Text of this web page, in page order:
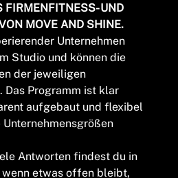
FIRMENFITNESS- UND
MOVE AND SHINE.
Unternehmen
Studio und können die
der jeweiligen
Das Programm ist klar
aufgebaut und flexibel
Antworten findest du in
wenn etwas offen bleibt,